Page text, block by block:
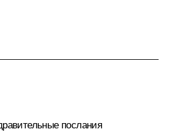
послания